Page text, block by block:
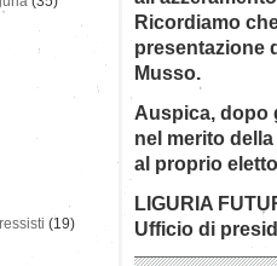
Ricordiamo
presentazione
Musso.
Auspica, dopo
nel merito
al proprio
LIGURIA
Ufficio di
(19)